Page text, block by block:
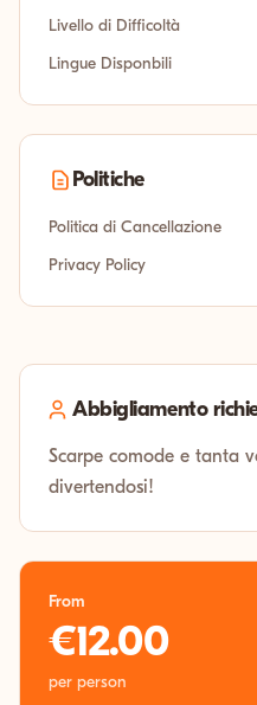
Livello di Difficoltà
Lingue Disponbili
Politiche
Politica di Cancellazione
Privacy Policy
Abbigliamento
Scarpe comode e tanta
divertendosi!
From
€12.00
per person